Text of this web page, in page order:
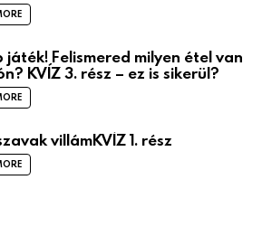
játék! Felismered milyen étel van
KVÍZ 3. rész – ez is sikerül?
villámKVÍZ 1. rész